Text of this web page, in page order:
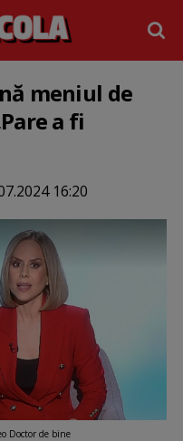
meniul de
a fi
16:20
Doctor de bine